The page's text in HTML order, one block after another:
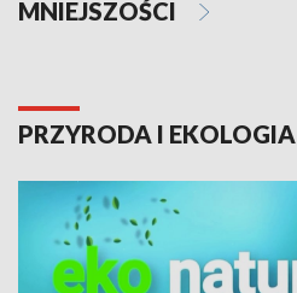
MNIEJSZOŚCI
PRZYRODA I EKOLOGIA